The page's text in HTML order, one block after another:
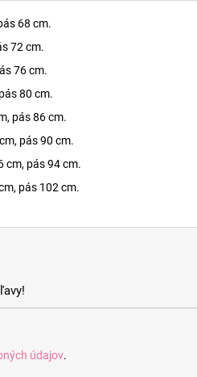
68 cm.
72 cm.
76 cm.
80 cm.
pás 86 cm.
pás 90 cm.
cm, pás 94 cm.
pás 102 cm.
údajov.